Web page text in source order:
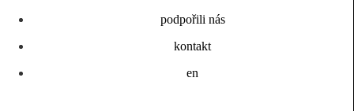
podpořili nás
kontakt
en